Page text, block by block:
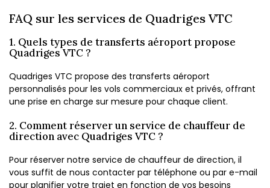
FAQ sur les services de Quadriges VTC
1. Quels types de transferts aéroport propose
Quadriges VTC ?
Quadriges VTC propose des transferts aéroport
personnalisés pour les vols commerciaux et privés, offrant
une prise en charge sur mesure pour chaque client.
2. Comment réserver un service de chauffeur de
direction avec Quadriges VTC ?
Pour réserver notre service de chauffeur de direction, il
vous suffit de nous contacter par téléphone ou par e-mail
pour planifier votre trajet en fonction de vos besoins